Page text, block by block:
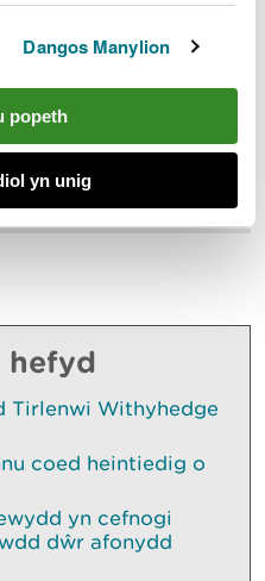
Dangos Manylion
popeth
yn unig
â Thîm
hefyd
Tirlenwi Withyhedge
coed heintiedig o
yn cefnogi
dŵr afonydd